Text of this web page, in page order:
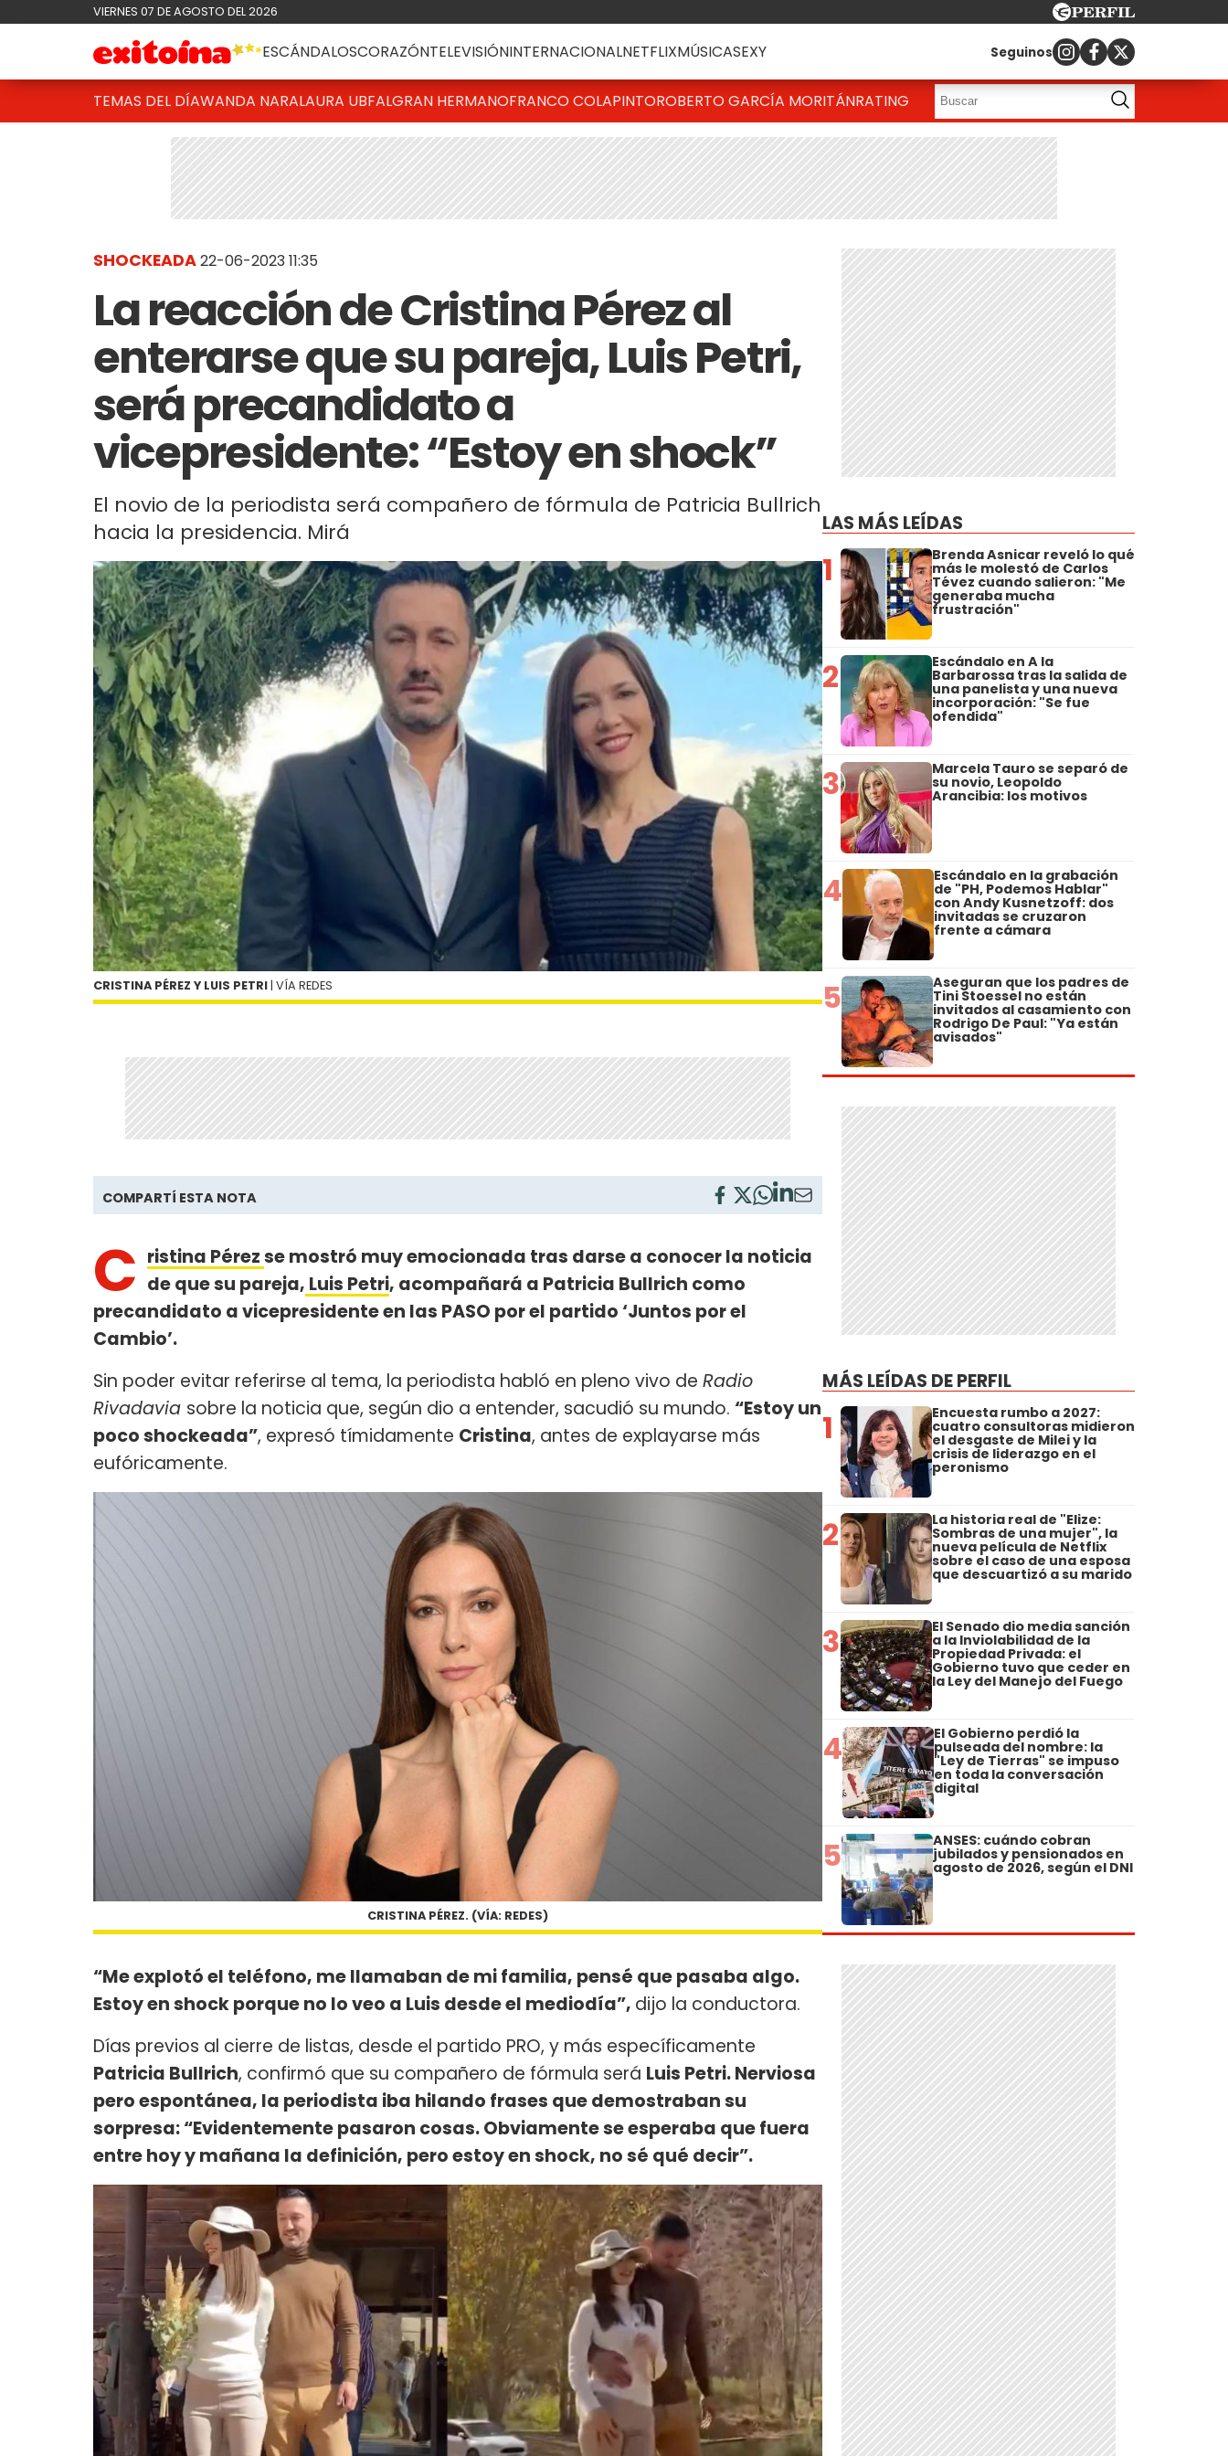
VIERNES 07 DE AGOSTO DEL 2026
ESCÁNDALOSCORAZÓNTELEVISIÓNINTERNACIONALNETFLIXMÚSICASEXY Seguinos
TEMAS DEL DÍAWANDA NARALAURA UBFALGRAN HERMANOFRANCO COLAPINTOROBERTO GARCÍA MORITÁNRATING
SHOCKEADA22-06-2023 11:35
La reacción de Cristina Pérez al
enterarse que su pareja, Luis Petri,
será precandidato a
vicepresidente: “Estoy en shock”
El novio de la periodista será compañero de fórmula de Patricia Bullrich
hacia la presidencia. Mirá
CRISTINA PÉREZ Y LUIS PETRI | VÍA REDES
COMPARTÍ ESTA NOTA
C ristina Pérezse mostró muy emocionada tras darse a conocer la noticia
de que su pareja, Luis Petri, acompañará a Patricia Bullrich como
precandidato a vicepresidente en las PASO por el partido ‘Juntos por el
Cambio’.
Sin poder evitar referirse al tema, la periodista habló en pleno vivo de Radio
Rivadavia sobre la noticia que, según dio a entender, sacudió su mundo. “Estoy un
poco shockeada”, expresó tímidamente Cristina, antes de explayarse más
eufóricamente.
CRISTINA PÉREZ. (VÍA: REDES)
“Me explotó el teléfono, me llamaban de mi familia, pensé que pasaba algo.
Estoy en shock porque no lo veo a Luis desde el mediodía”, dijo la conductora.
Días previos al cierre de listas, desde el partido PRO, y más específicamente
Patricia Bullrich, confirmó que su compañero de fórmula será Luis Petri. Nerviosa
pero espontánea, la periodista iba hilando frases que demostraban su
sorpresa: “Evidentemente pasaron cosas. Obviamente se esperaba que fuera
entre hoy y mañana la definición, pero estoy en shock, no sé qué decir”.
LAS MÁS LEÍDAS
1 Brenda Asnicar reveló lo qué
más le molestó de Carlos
Tévez cuando salieron: "Me
generaba mucha
frustración"
2 Escándalo en A la
Barbarossa tras la salida de
una panelista y una nueva
incorporación: "Se fue
ofendida"
3 Marcela Tauro se separó de
su novio, Leopoldo
Arancibia: los motivos
4 Escándalo en la grabación
de "PH, Podemos Hablar"
con Andy Kusnetzoff: dos
invitadas se cruzaron
frente a cámara
5 Aseguran que los padres de
Tini Stoessel no están
invitados al casamiento con
Rodrigo De Paul: "Ya están
avisados"
MÁS LEÍDAS DE PERFIL
1 Encuesta rumbo a 2027:
cuatro consultoras midieron
el desgaste de Milei y la
crisis de liderazgo en el
peronismo
2 La historia real de "Elize:
Sombras de una mujer", la
nueva película de Netflix
sobre el caso de una esposa
que descuartizó a su marido
3 El Senado dio media sanción
a la Inviolabilidad de la
Propiedad Privada: el
Gobierno tuvo que ceder en
la Ley del Manejo del Fuego
4 El Gobierno perdió la
pulseada del nombre: la
"Ley de Tierras" se impuso
en toda la conversación
digital
5 ANSES: cuándo cobran
jubilados y pensionados en
agosto de 2026, según el DNI